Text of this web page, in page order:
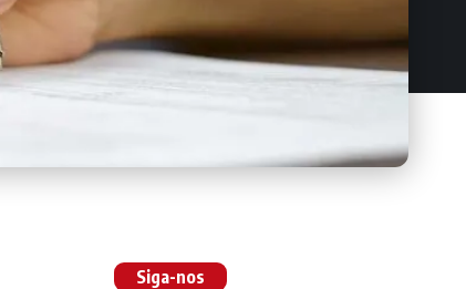
Siga-nos